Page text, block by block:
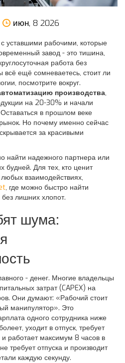
июн, 8 2026
уставшими рабочими, которые
завод - это тишина,
работа без
ещё сомневаетесь, стоит ли
посмотрите вокруг.
производства,
на 20-30% и начали
в прошлом веке
Но почему именно сейчас
за красивыми
найти надежного партнера или
будней. Для тех, кто ценит
любых взаимодействиях,
, где можно быстро найти
лишних хлопот.
шума:
- денег. Многие владельцы
затрат (CAPEX) на
Они думают: «Рабочий стоит
манипулятор». Это
одного сотрудника ниже
уходит в отпуск, требует
работает максимум 8 часов в
требует отпуска и производит
каждую секунду.